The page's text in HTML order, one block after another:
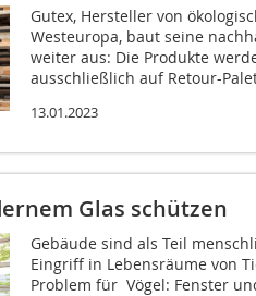
Gutex, Hersteller von
Westeuropa, baut seine
weiter aus: Die Produkte
ausschließlich auf Retour-
13.01.2023
Glas schützen
Gebäude sind als Teil
Eingriff in Lebensräume von
Problem für Vögel: Fenster